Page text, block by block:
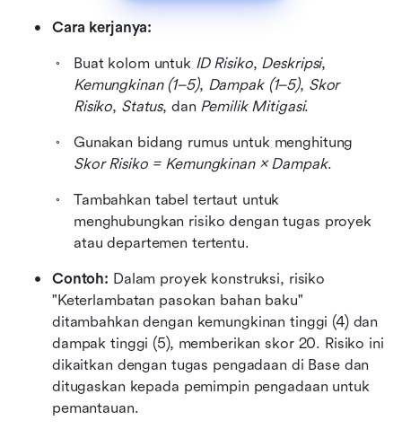
Cara kerjanya:
Buat kolom untuk ID Risiko, Deskripsi
Kemungkinan (1–5), Dampak (1–5), Skor
Risiko, Status, dan Pemilik Mitigasi.
Skor Risiko = Kemungkinan × Dampak.
Tambahkan tabel tertaut untuk
menghubungkan risiko dengan tugas proyek
atau departemen tertentu.
Contoh: Dalam proyek konstruksi, risiko
"Keterlambatan pasokan bahan baku"
ditambahkan dengan kemungkinan tinggi (4) dan
dampak tinggi (5), memberikan skor 20. Risiko ini
dikaitkan dengan tugas pengadaan di Base dan
ditugaskan kepada pemimpin pengadaan untuk
pemantauan.